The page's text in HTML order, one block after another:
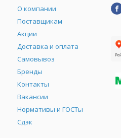
О компании
Поставщикам
Акции
Доставка и оплата
Самовывоз
Бренды
Контакты
Вакансии
Нормативы и ГОСТы
Сдэк